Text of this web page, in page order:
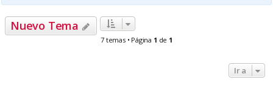
Nuevo Tema
7 temas • Página 1 de 1
Ir a